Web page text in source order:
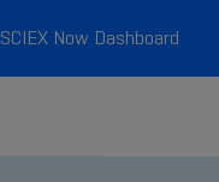
SCIEX Now Dashboard